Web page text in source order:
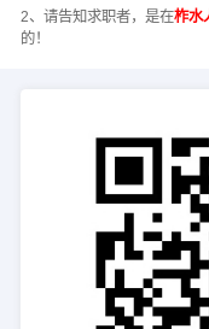
2、请告知求职者，是在柞水
的！